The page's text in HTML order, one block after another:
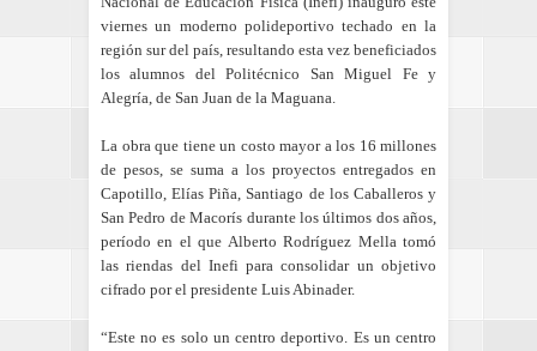
viernes un moderno polideportivo techado en la
región sur del país, resultando esta vez beneficiados
los alumnos del Politécnico San Miguel Fe y
Alegría, de San Juan de la Maguana.
La obra que tiene un costo mayor a los 16 millones
de pesos, se suma a los proyectos entregados en
Capotillo, Elías Piña, Santiago de los Caballeros y
San Pedro de Macorís durante los últimos dos años,
período en el que Alberto Rodríguez Mella tomó
las riendas del Inefi para consolidar un objetivo
cifrado por el presidente Luis Abinader.
“Este no es solo un centro deportivo. Es un centro